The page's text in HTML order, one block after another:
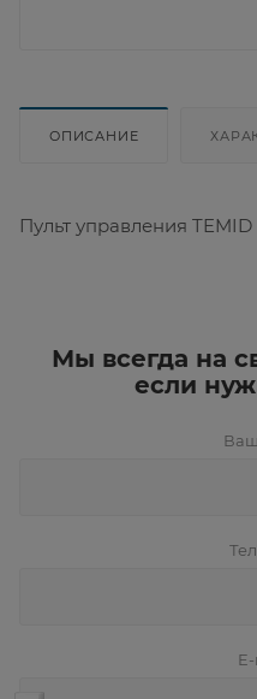
ОПИСАНИЕ
Пульт управления
Мы всегда на
если